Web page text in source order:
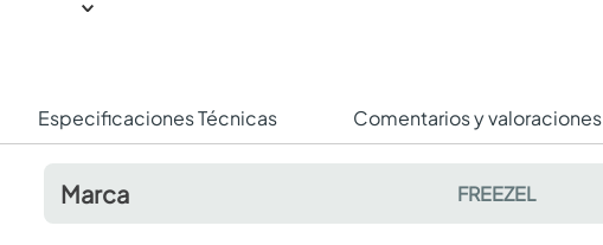
Especificaciones Técnicas Comentarios y valoraciones
Marca FREEZEL